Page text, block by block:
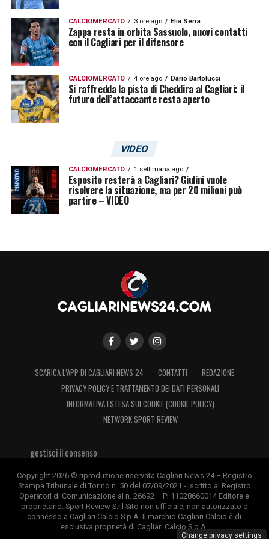
LottomaticaeGoldbet.
LA PLAYLIST DELLE NOSTRE TOP NEWS
CALCIOMERCATO 3 ore ago Elia Serra
Zappa resta in orbita Sassuolo, nuovi contatti
con il Cagliari per il difensore
CALCIOMERCATO 4 ore ago Dario Bartolucci
Si raffredda la pista di Cheddira al Cagliari: il
futuro dell’attaccante resta aperto
VIDEO
CALCIOMERCATO 1 settimana ago
Esposito resterà a Cagliari? Giulini vuole
risolvere la situazione, ma per 20 milioni può
partire – VIDEO
SCARICA L’APP DI CAGLIARI NEWS 24 CONTATTI
REDAZIONE
PRIVACY POLICY E TRATTAMENTO DEI DATI PERSONALI
INFORMATIVA ESTESA SUI COOKIE (COOKIE POLICY)
NETWORK SPORT REVIEW
gestisci il consenso
Copyright 2026 © riproduzione riservata Cagliari News 24 – Registro
Stampa Tribunale di Torino n. 50 del 07/09/2021 - Iscritto al Registro
Operatori di Comunicazione al n. 26692 – PI 11028660014 Editore e
proprietario: Sport Review S.r.l Sito non ufficiale, non autorizzato o
connesso a Cagliari Calcio S.p.A. Il marchio Cagliari Calcio è di
esclusiva proprietà di Cagliari Calcio S.p.A.
Change privacy settings